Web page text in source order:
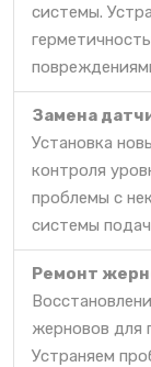
системы.
Замена
Установка
контроля
проблемы с
системы
Ремонт
жерновов для
Устраняем